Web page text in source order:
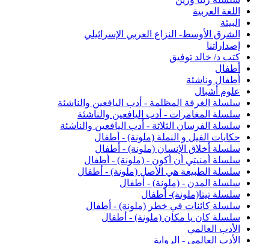
اللغة العربية
البيئة
الشرق الأوسط- النزاع العربي الإسرائيلي
إصداراتنا
كتب د/ خالد توفيق
أطفال
أطفال وناشئة
علوم أشبال
سلسلة الغرفة المظلمة - أدب اليافعين والناشئة
سلسلة المغامرات - أدب اليافعين والناشئة
سلسلة الفرسان الثلاثة - أدب اليافعين والناشئة
حكايات الفيل و النملة (ملونة) - أطفال
سلسلة أخلاق الإنسان (ملونة) - أطفال
سلسلة أمنيتي أن أكون - (ملونة) - أطفال
سلسلة الطبيعة هي الأصل (ملونة) - أطفال
سلسلة المدن - (ملونة) - أطفال
سلسلة تيتا(ملونة)- أطفال
سلسلة كائنات في خطر (ملونة) - أطفال
سلسلة كان يا مكان (ملونة) - أطفال
الأدب العالمي
الأدب العالمي - الرواية